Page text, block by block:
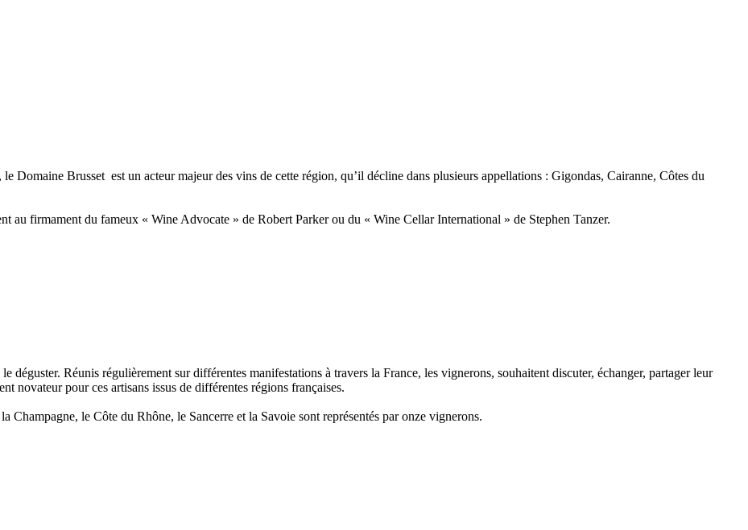
Domaine Brusset est un acteur majeur des vins de cette région, qu’il décline dans plusieurs appellations : Gigondas, Cairanne, Côtes du
au firmament du fameux « Wine Advocate » de Robert Parker ou du « Wine Cellar International » de Stephen Tanzer.
déguster. Réunis régulièrement sur différentes manifestations à travers la France, les vignerons, souhaitent discuter, échanger, partager leur
novateur pour ces artisans issus de différentes régions françaises.
le Côte du Rhône, le Sancerre et la Savoie sont représentés par onze vignerons.